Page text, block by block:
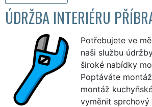
ÚDRŽBA INTERIÉRU
Potřebujete ve
naši službu
široké nabídky
Poptáváte
montáž
vyměnit